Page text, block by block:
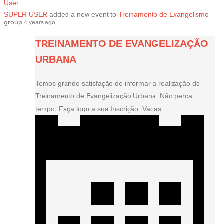
SUPER USER added a new event to Treinamento de Evangelismo
group 4 years ago
TREINAMENTO DE EVANGELIZAÇÃO
URBANA
Temos grande satisfação de informar a realização do
Treinamento de Evangelização Urbana. Não perca
tempo, Faça logo a sua Inscrição. Vagas...